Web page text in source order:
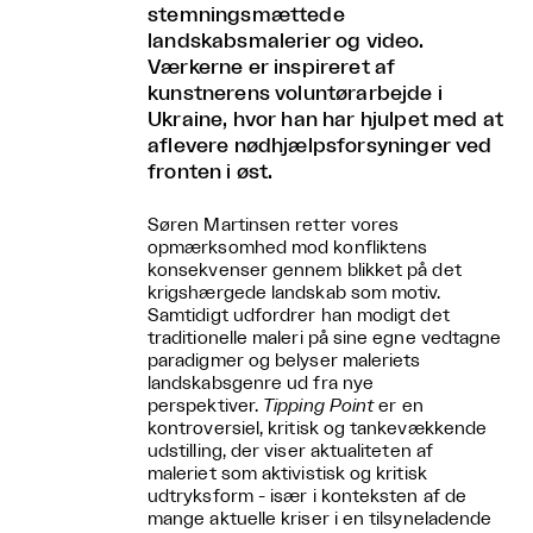
stemningsmættede
landskabsmalerier og video.
Værkerne er inspireret af
kunstnerens voluntørarbejde i
Ukraine, hvor han har hjulpet med at
aflevere nødhjælpsforsyninger ved
fronten i øst.
Søren Martinsen retter vores
opmærksomhed mod konfliktens
konsekvenser gennem blikket på det
krigshærgede landskab som motiv.
Samtidigt udfordrer han modigt det
traditionelle maleri på sine egne vedtagne
paradigmer og belyser maleriets
landskabsgenre ud fra nye
perspektiver. Tipping Pointer en
kontroversiel, kritisk og tankevækkende
udstilling, der viser aktualiteten af
maleriet som aktivistisk og kritisk
udtryksform - især i konteksten af de
mange aktuelle kriser i en tilsyneladende